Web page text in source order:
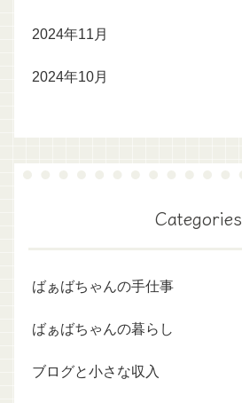
2024年11月
2024年10月
Categories
ばぁばちゃんの手仕事
ばぁばちゃんの暮らし
ブログと小さな収入